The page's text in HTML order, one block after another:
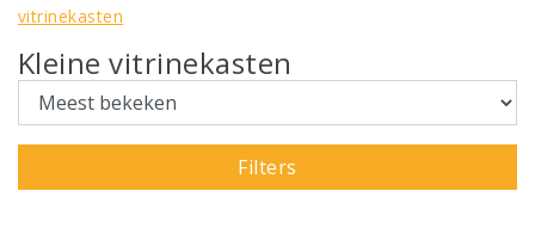
vitrinekasten
Kleine vitrinekasten
Filters